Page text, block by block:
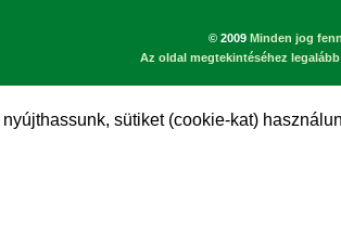
© 2009 Minden jog
Az oldal megtekintéséhez
sütiket (cookie-kat)